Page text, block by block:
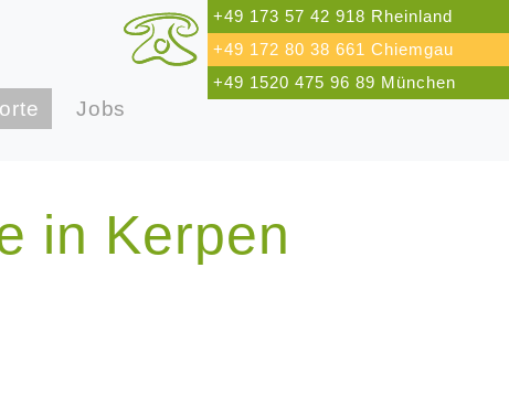
+49 173 57 42 918 Rheinland
+49 172 80 38 661 Chiemgau
+49 1520 475 96 89 München
Jobs
in Kerpen